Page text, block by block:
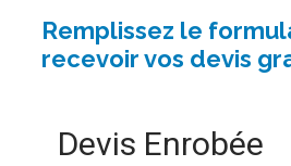
Remplissez le
recevoir vos devis
Devis Enrobée